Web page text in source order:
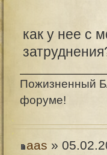
как у нее с
Пожизненный
форуме!
aas »